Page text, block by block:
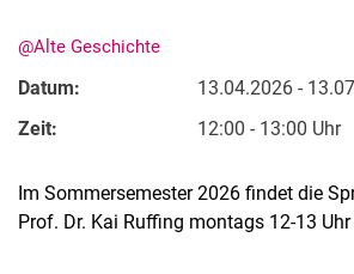
@Alte Geschichte
Datum:
13.04.2026 -
Zeit:
12:00 - 13:00 Uhr
Im Sommersemester 2026 findet die
Prof. Dr. Kai Ruffing montags 12-13